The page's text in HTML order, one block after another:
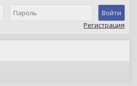
Войти
Регистрация